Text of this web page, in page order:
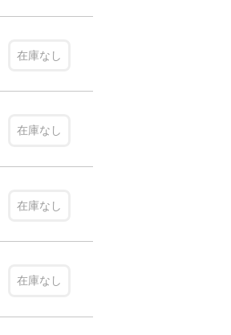
在庫なし
在庫なし
在庫なし
在庫なし